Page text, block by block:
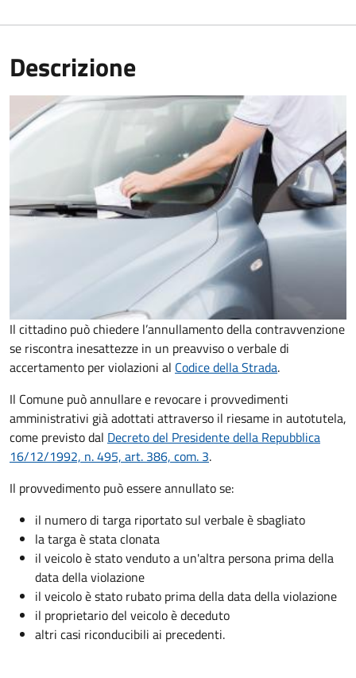
Descrizione
Il cittadino può chiedere l’annullamento della contravvenzione
se riscontra inesattezze in un preavviso o verbale di
accertamento per violazioni al Codice della Strada.
Il Comune può annullare e revocare i provvedimenti
amministrativi già adottati attraverso il riesame in autotutela,
come previsto dal Decreto del Presidente della Repubblica
16/12/1992, n. 495, art. 386, com. 3.
Il provvedimento può essere annullato se:
il numero di targa riportato sul verbale è sbagliato
la targa è stata clonata
il veicolo è stato venduto a un'altra persona prima della
data della violazione
il veicolo è stato rubato prima della data della violazione
il proprietario del veicolo è deceduto
altri casi riconducibili ai precedenti.